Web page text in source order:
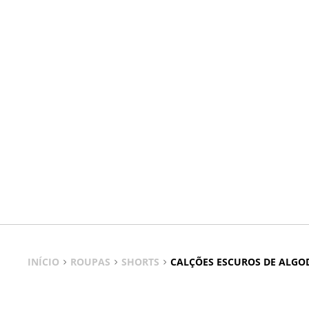
INÍCIO ROUPAS SHORTS CALÇÕES ESCUROS DE